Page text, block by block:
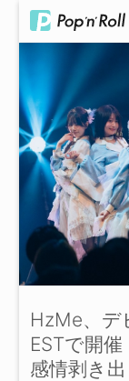
HzMe、
ESTで開
感情剥き